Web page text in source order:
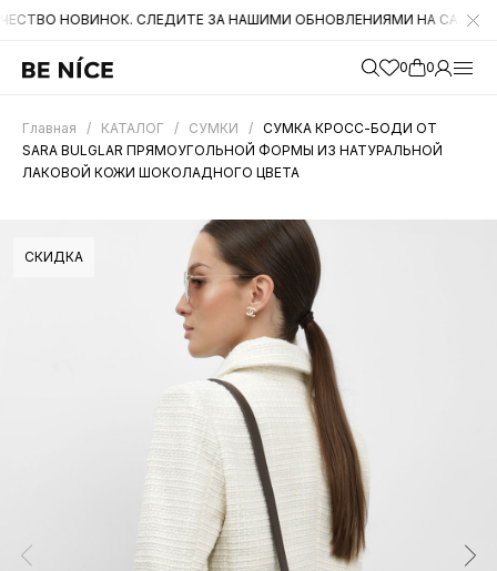
СЛЕДИТЕ ЗА НАШИМИ ОБНОВЛЕНИЯМИ НА САЙТЕ. А
0 0
Главная / КАТАЛОГ / СУМКИ / СУМКА КРОСС-БОДИ ОТ
SARA BULGLAR ПРЯМОУГОЛЬНОЙ ФОРМЫ ИЗ НАТУРАЛЬНОЙ
ЛАКОВОЙ КОЖИ ШОКОЛАДНОГО ЦВЕТА
СКИДКА